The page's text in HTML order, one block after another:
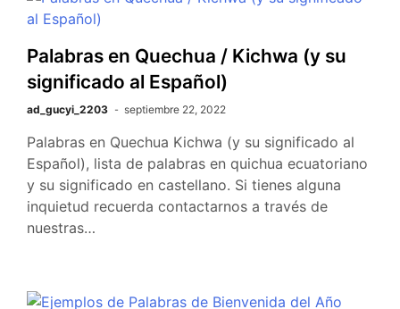
Palabras en Quechua / Kichwa (y su
significado al Español)
ad_gucyi_2203 septiembre 22, 2022
Palabras en Quechua Kichwa (y su significado al
Español), lista de palabras en quichua ecuatoriano
y su significado en castellano. Si tienes alguna
inquietud recuerda contactarnos a través de
nuestras…